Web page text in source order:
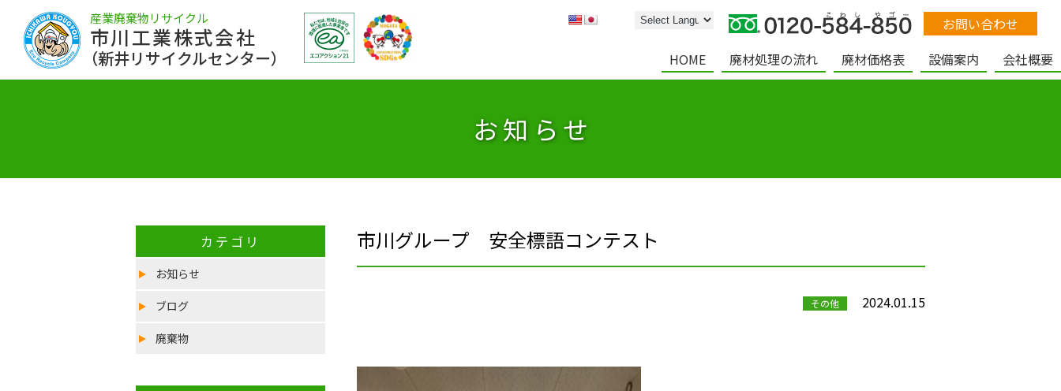
産業廃棄物リサイクル
市川工業株式会社
（新井リサイクルセンター）
お問い合わせ
HOME
廃材処理の流れ 廃材価格表 設備案内 会社概要
お知らせ
市川グループ 安全標語コンテスト
その他 2024.01.15
カテゴリ
お知らせ
ブログ
廃棄物